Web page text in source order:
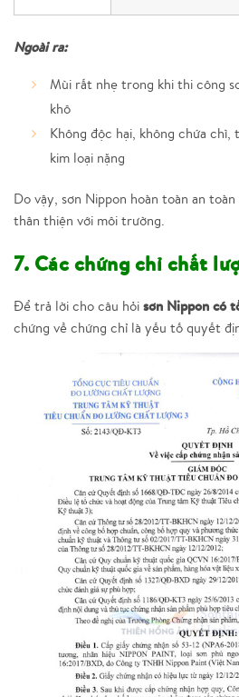
Ngoài ra:
Mùi rất nhẹ trong khi thi công
khô
Không độc hại, không chứa chì,
kim loại nặng
Do vậy, sơn Nippon hoàn toàn an
thân thiện với môi trường.
7. Các chứng chỉ chất
Để trả lời cho câu hỏi sơn Nippon có
chứng về chứng chỉ là yếu tố quyết